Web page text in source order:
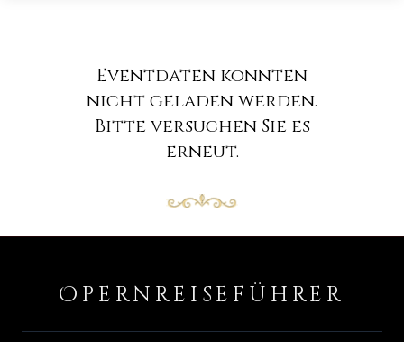
Eventdaten konnten
nicht geladen werden.
Bitte versuchen Sie es
erneut.
O PERNREISEFÜHRER